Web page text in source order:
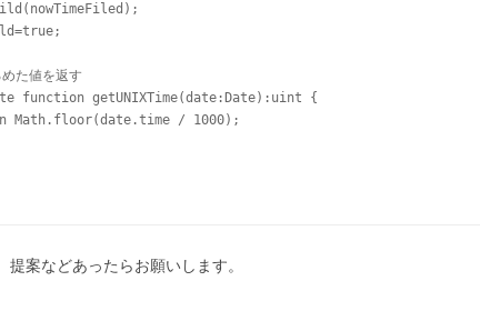
た値を返す
function getUNIXTime(date:Date):uint {
Math.floor(date.time / 1000);
提案などあったらお願いします。